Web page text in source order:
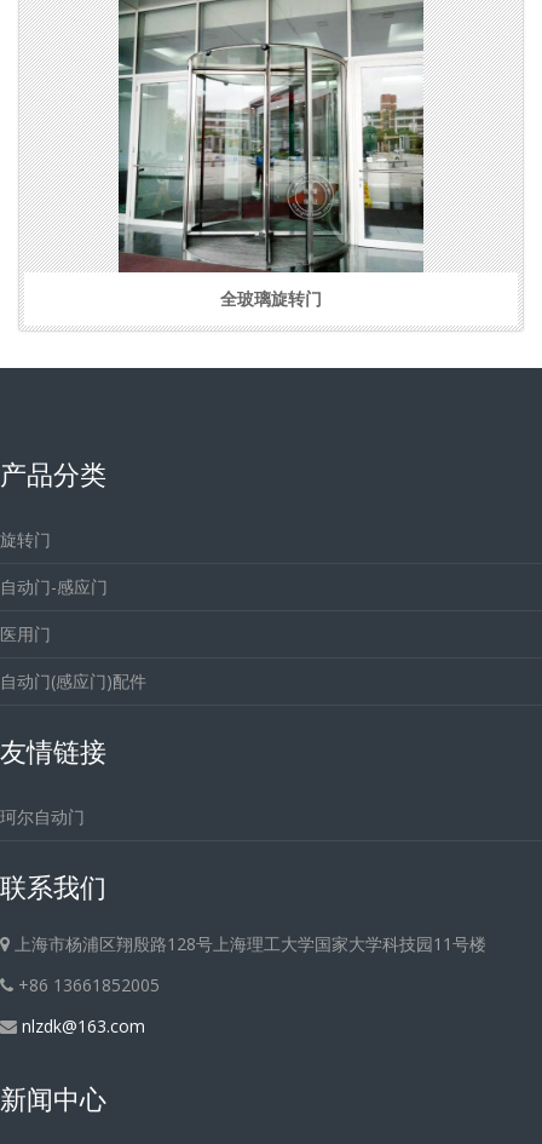
全玻璃旋转门
产品分类
旋转门
自动门-感应门
医用门
自动门(感应门)配件
友情链接
珂尔自动门
联系我们
上海市杨浦区翔殷路128号上海理工大学国家大学科技园11号楼
+86 13661852005
nlzdk@163.com
新闻中心